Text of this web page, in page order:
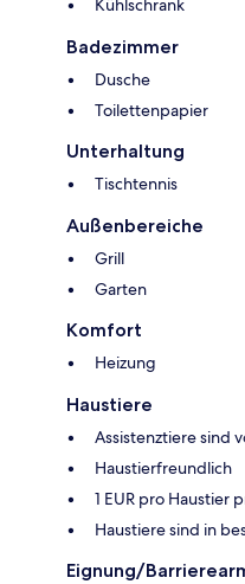
Kühlschrank
Badezimmer
Dusche
Toilettenpapier
Unterhaltung
Tischtennis
Außenbereiche
Grill
Garten
Komfort
Heizung
Haustiere
Assistenztiere sind
Haustierfreundlich
1 EUR pro Haustier
Haustiere sind in
Eignung/